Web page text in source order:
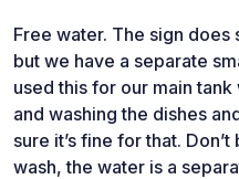
Free water. The sign
but we have a separate
used this for our main
and washing the dishes
sure it’s fine for that.
wash, the water is a